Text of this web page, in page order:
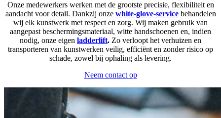
Onze medewerkers werken met de grootste precisie, flexibiliteit en
aandacht voor detail. Dankzij onze white-glove-servicebehandelen
wij elk kunstwerk met respect en zorg. Wij maken gebruik van
aangepast beschermingsmateriaal, witte handschoenen en, indien
nodig, onze eigen ladderlift. Zo verloopt het verhuizen en
transporteren van kunstwerken veilig, efficiënt en zonder risico op
schade, zowel bij ophaling als levering.
Neem contact op